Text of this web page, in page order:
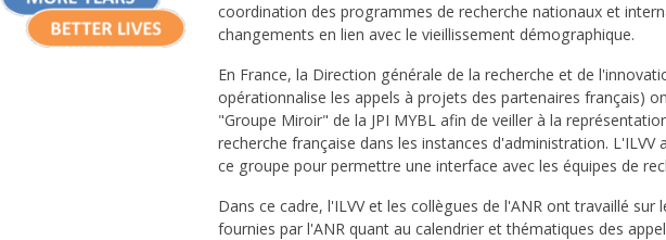
coordination des programmes de recherche nationaux et
changements en lien avec le vieillissement démographique.
En France, la Direction générale de la recherche et de
opérationnalise les appels à projets des partenaires français)
"Groupe Miroir" de la JPI MYBL afin de veiller à la
recherche française dans les instances d'administration. L'ILVV
ce groupe pour permettre une interface avec les équipes de
Dans ce cadre, l'ILVV et les collègues de l'ANR ont travaillé sur
fournies par l'ANR quant au calendrier et thématiques des